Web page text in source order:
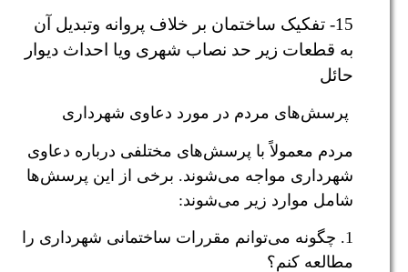
15- تفکیک ساختمان بر خلاف پروانه وتبدیل آن
به قطعات زیر حد نصاب شهری ویا احداث دیوار
حائل
پرسش‌های مردم در مورد دعاوی شهرداری
مردم معمولاً با پرسش‌های مختلفی درباره دعاوی
شهرداری مواجه می‌شوند. برخی از این پرسش‌ها
شامل موارد زیر می‌شوند:
1. چگونه می‌توانم مقررات ساختمانی شهرداری را
مطالعه کنم؟